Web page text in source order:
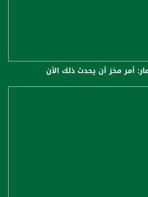
أمر مخز أن يحدث ذلك الآن